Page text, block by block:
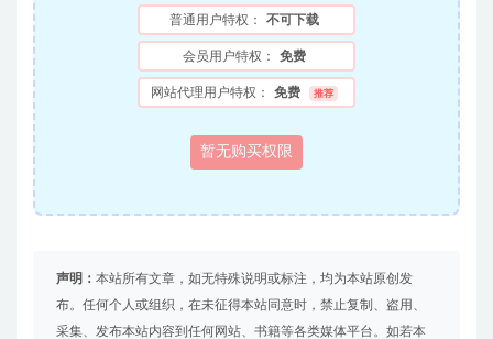
普通用户特权： 不可下载
会员用户特权： 免费
网站代理用户特权： 免费 推荐
暂无购买权限
声明： 本站所有文章，如无特殊说明或标注，均为本站原创发
布。任何个人或组织，在未征得本站同意时，禁止复制、盗用、
采集、发布本站内容到任何网站、书籍等各类媒体平台。如若本